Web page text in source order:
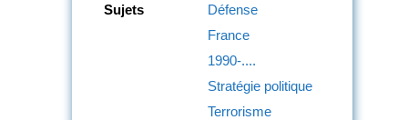
Sujets
Défense
France
1990-....
Stratégie politique
Terrorisme